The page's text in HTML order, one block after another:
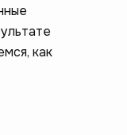
как